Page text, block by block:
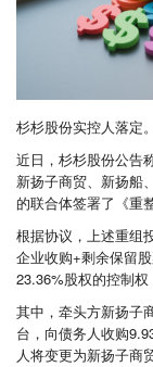
杉杉股份实控人落定。
近日，杉杉股份公告
新扬子商贸、新扬船
的联合体签署了《重
根据协议，上述重组
企业收购+剩余保留
23.36%股权的控制权
其中，牵头方新扬子
台，向债务人收购
人将变更为新扬子商